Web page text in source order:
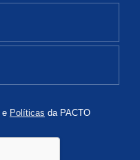
e Políticas da PACTO